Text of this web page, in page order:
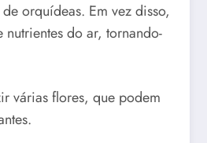
orquídeas. Em vez disso,
nutrientes do ar, tornando-
várias flores, que podem